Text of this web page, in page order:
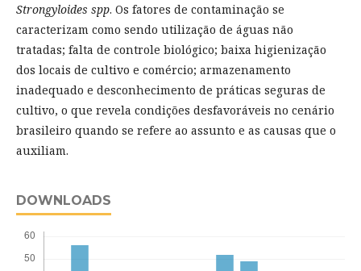
Strongyloides spp. Os fatores de contaminação se
caracterizam como sendo utilização de águas não
tratadas; falta de controle biológico; baixa higienização
dos locais de cultivo e comércio; armazenamento
inadequado e desconhecimento de práticas seguras de
cultivo, o que revela condições desfavoráveis no cenário
brasileiro quando se refere ao assunto e as causas que o
auxiliam.
DOWNLOADS